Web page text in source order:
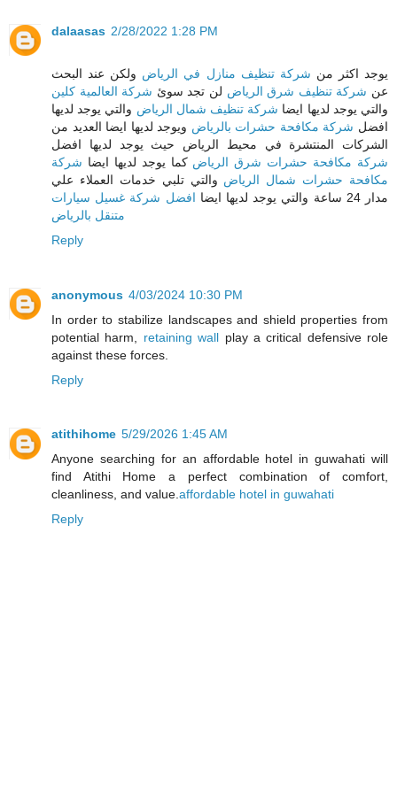
dalaasas 2/28/2022 1:28 PM
يوجد اكثر من شركة تنظيف منازل في الرياض ولكن عند البحث
عن شركة تنظيف شرق الرياض لن تجد سوئ شركة العالمية كلين
والتي يوجد لديها ايضا شركة تنظيف شمال الرياض والتي يوجد لديها
افضل شركة مكافحة حشرات بالرياض ويوجد لديها ايضا العديد من
الشركات المنتشرة في محيط الرياض حيث يوجد لديها افضل
شركة مكافحة حشرات شرق الرياضكما يوجد لديها ايضا شركة
مكافحة حشرات شمال الرياض والتي تلبي خدمات العملاء علي
مدار 24 ساعة والتي يوجد لديها ايضا
افضل شركة غسيل سيارات
متنقل بالرياض
Reply
anonymous 4/03/2024 10:30 PM
In order to stabilize landscapes and shield properties from
potential harm, retaining wall play a critical defensive role
against these forces.
Reply
atithihome 5/29/2026 1:45 AM
Anyone searching for an affordable hotel in guwahati will
find Atithi Home a perfect combination of comfort,
cleanliness, and value.affordable hotel in guwahati
Reply